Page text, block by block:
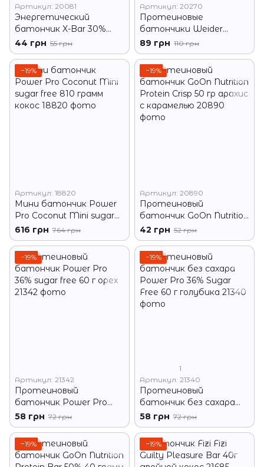
Артикул: 20081
Энергетический
батончик X-Bar 30%
protein 50 g орех
44 грн 55 грн
Артикул: 20270
Протеиновые
батончики Weider
Yippie! Nuts 45 грамм
89 грн 110 грн
−19%
Артикул: 18820
Мини батончик Power
Pro Coconut Mini sugar
free 810 грамм кокос
616 грн 764 грн
−19%
Артикул: 20890
Протеиновый
батончик GoOn Nutrition
Protein Crisp 50 гр арахис
с карамелью
42 грн 52 грн
−19%
Артикул: 21342
Протеиновый
батончик Power Pro
36% sugar free 60 г орех
58 грн 72 грн
−19%
1
Артикул: 21340
Протеиновый
батончик без сахара
Power Pro 36% Sugar
Free 60 г голубика
58 грн 72 грн
−19% −19%